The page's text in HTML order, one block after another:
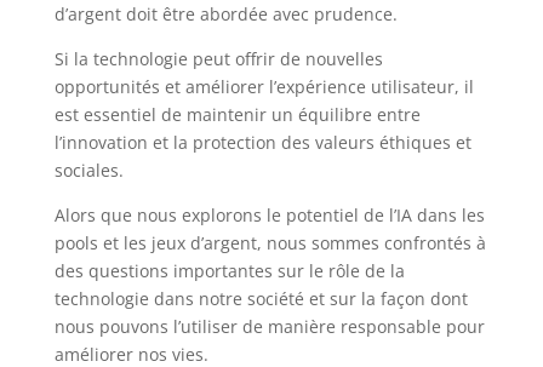
d’argent doit être abordée avec prudence.
Si la technologie peut offrir de nouvelles
opportunités et améliorer l’expérience utilisateur, il
est essentiel de maintenir un équilibre entre
l’innovation et la protection des valeurs éthiques et
sociales.
Alors que nous explorons le potentiel de l’IA dans les
pools et les jeux d’argent, nous sommes confrontés à
des questions importantes sur le rôle de la
technologie dans notre société et sur la façon dont
nous pouvons l’utiliser de manière responsable pour
améliorer nos vies.